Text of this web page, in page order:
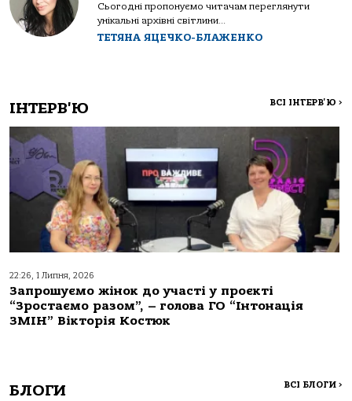
Сьогодні пропонуємо читачам переглянути
унікальні архівні світлини...
ТЕТЯНА ЯЦЕЧКО-БЛАЖЕНКО
ІНТЕРВ'Ю ВСІ ІНТЕРВ'Ю >
22:26, 1 Липня, 2026
Запрошуємо жінок до участі у проєкті
“Зростаємо разом”, – голова ГО “Інтонація
ЗМІН” Вікторія Костюк
БЛОГИ ВСІ БЛОГИ >